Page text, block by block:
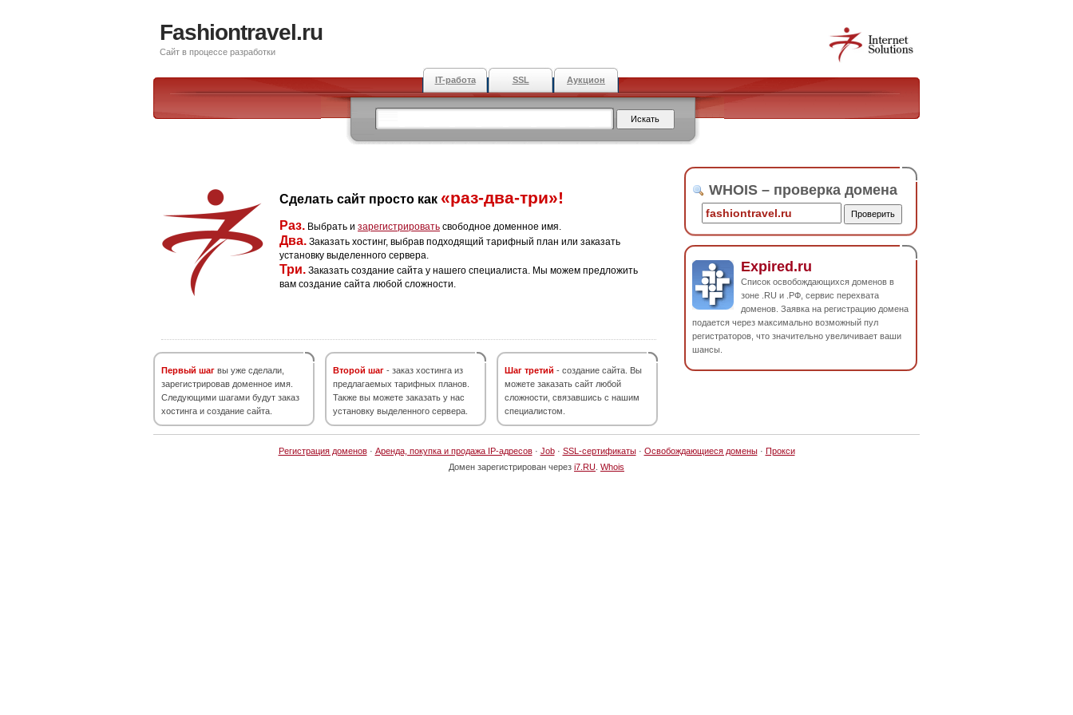
Fashiontravel.ru
Сайт в процессе разработки
IT-работа SSL Аукцион
Сделать сайт просто как «раз-два-три»!
Раз. Выбрать и зарегистрировать свободное доменное имя.
Два. Заказать хостинг, выбрав подходящий тарифный план или заказать
установку выделенного сервера.
Три. Заказать создание сайта у нашего специалиста. Мы можем предложить
вам создание сайта любой сложности.
Первый шаг вы уже сделали,
зарегистрировав доменное имя.
Следующими шагами будут заказ
хостинга и создание сайта.
Второй шаг - заказ хостинга из
предлагаемых тарифных планов.
Также вы можете заказать у нас
установку выделенного сервера.
Шаг третий - создание сайта. Вы
можете заказать сайт любой
сложности, связавшись с нашим
специалистом.
WHOIS – проверка домена
Expired.ru
Список освобождающихся доменов в
зоне .RU и .РФ, сервис перехвата
доменов. Заявка на регистрацию домена
подается через максимально возможный пул
регистраторов, что значительно увеличивает ваши
шансы.
Регистрация доменов· Аренда, покупка и продажа IP-адресов· Job· SSL-сертификаты· Освобождающиеся домены· Прокси
Домен зарегистрирован через i7.RU Whois